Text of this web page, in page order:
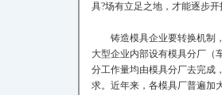
具?场有立足之地，才能逐步
铸造模具企业要转换机制，
大型企业内部设有模具分厂（
分工作量均由模具分厂去完成
求。近年来，各模具厂普遍加